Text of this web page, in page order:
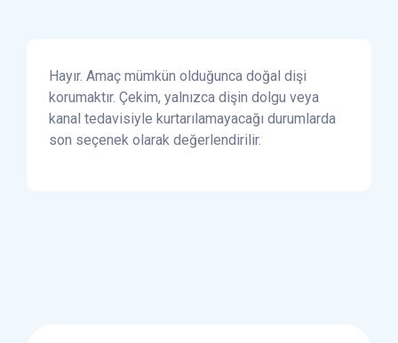
Hayır. Amaç mümkün olduğunca doğal dişi
korumaktır. Çekim, yalnızca dişin dolgu veya
kanal tedavisiyle kurtarılamayacağı durumlarda
son seçenek olarak değerlendirilir.